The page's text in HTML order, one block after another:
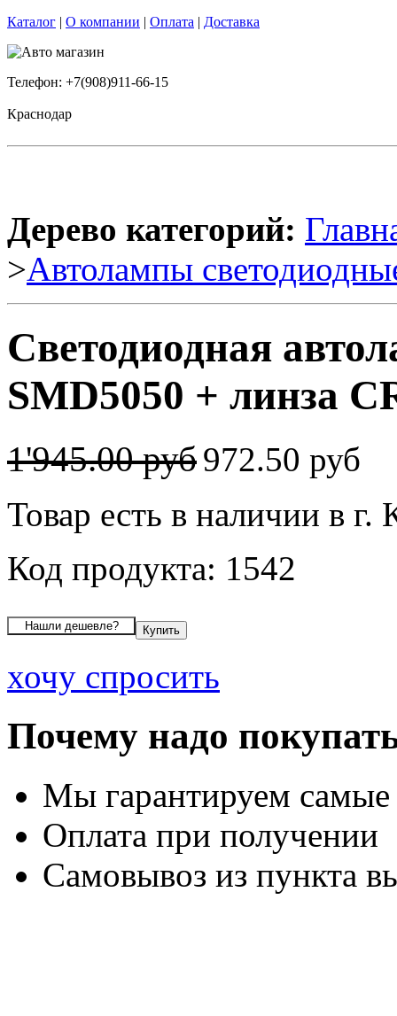
Каталог | О компании | Оплата | Доставка
Телефон: +7(908)911-66-15
Краснодар
Дерево категорий:
>Автолампы
Светодиодная
SMD5050 + линза
1'945.00 руб972.50 руб
Товар есть в наличии в г.
Код продукта: 1542
хочу спросить
Почему надо
Мы гарантируем
Оплата при получении
Самовывоз из пункта